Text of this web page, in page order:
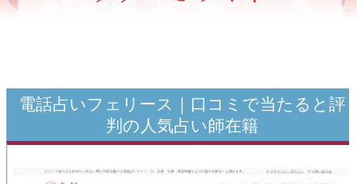
電話占いフェリース｜口コミで当たると評
判の人気占い師在籍